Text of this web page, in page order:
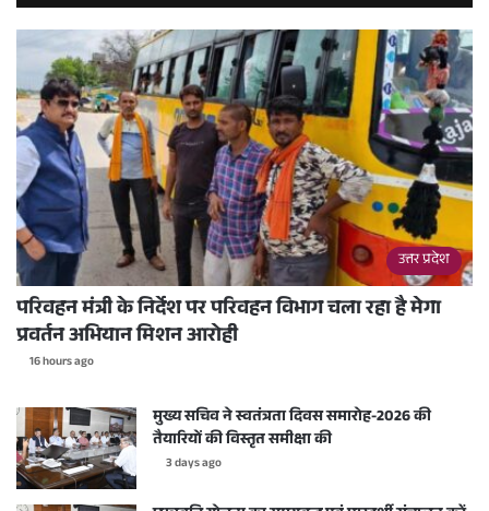
उत्तर प्रदेश
परिवहन मंत्री के निर्देश पर परिवहन विभाग चला रहा है मेगा
प्रवर्तन अभियान मिशन आरोही
16 hours ago
मुख्य सचिव ने स्वतंत्रता दिवस समारोह-2026 की
तैयारियों की विस्तृत समीक्षा की
3 days ago